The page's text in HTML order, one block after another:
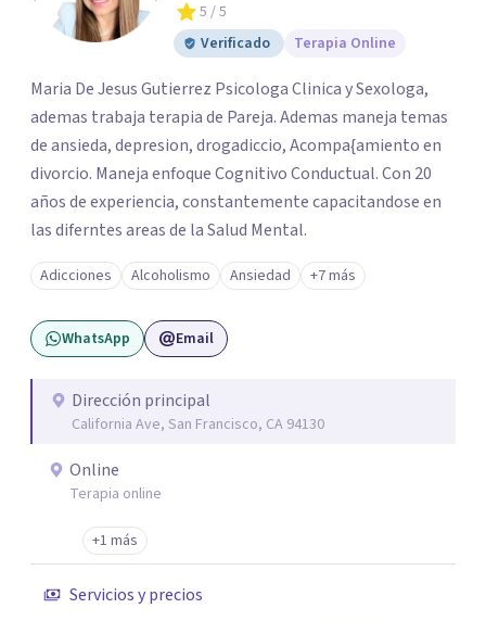
5 / 5
Verificado
Terapia Online
Maria De Jesus Gutierrez Psicologa Clinica y Sexologa,
ademas trabaja terapia de Pareja. Ademas maneja temas
de ansieda, depresion, drogadiccio, Acompa{amiento en
divorcio. Maneja enfoque Cognitivo Conductual. Con 20
años de experiencia, constantemente capacitandose en
las diferntes areas de la Salud Mental.
Adicciones Alcoholismo Ansiedad +7 más
WhatsApp Email
Dirección principal
California Ave, San Francisco, CA 94130
Online
Terapia online
+1 más
Servicios y precios